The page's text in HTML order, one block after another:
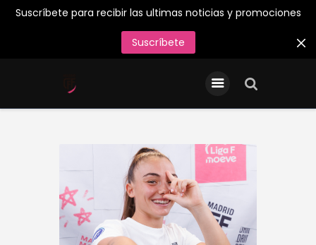
Suscríbete para recibir las ultimas noticias y promociones
Suscríbete
INICIO
Entradas/Abonos
Primer Equipo
¡Juega en el Madrid CFF
26/27!
Acreditaciones de Prensa